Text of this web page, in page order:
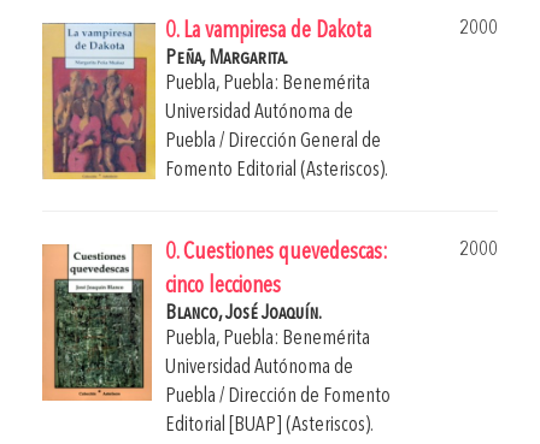
0. La vampiresa de Dakota
2000
Peña, Margarita.
Puebla, Puebla: Benemérita
Universidad Autónoma de
Puebla / Dirección General de
Fomento Editorial (Asteriscos).
0. Cuestiones quevedescas:
cinco lecciones
2000
Blanco, José Joaquín.
Puebla, Puebla: Benemérita
Universidad Autónoma de
Puebla / Dirección de Fomento
Editorial [BUAP] (Asteriscos).